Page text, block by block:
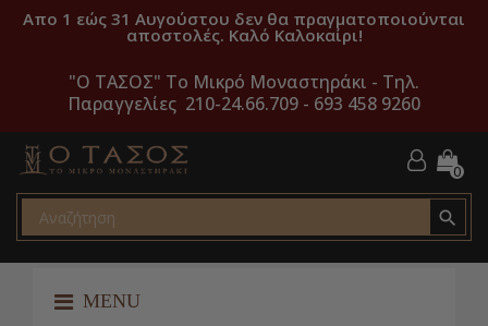
Απο 1 εώς 31 Αυγούστου δεν θα πραγματοποιούνται
αποστολές. Καλό Καλοκαίρι!
"O ΤΑΣΟΣ" Το Μικρό Μοναστηράκι - Τηλ.
Παραγγελίες 210-24.66.709 - 693 458 9260
0

MENU